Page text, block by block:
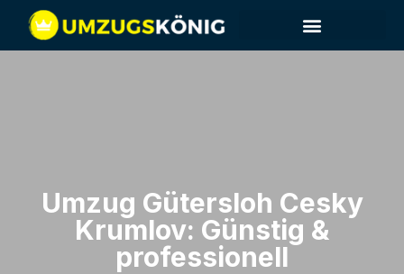
Umzug Gütersloh​ Cesky
Krumlov: Günstig &
professionell​